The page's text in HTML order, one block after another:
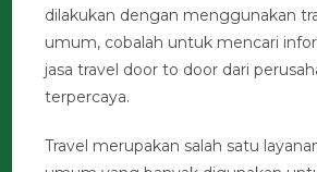
dilakukan dengan menggunakan
umum, cobalah untuk mencari
jasa travel door to door dari
terpercaya.
Travel merupakan salah satu